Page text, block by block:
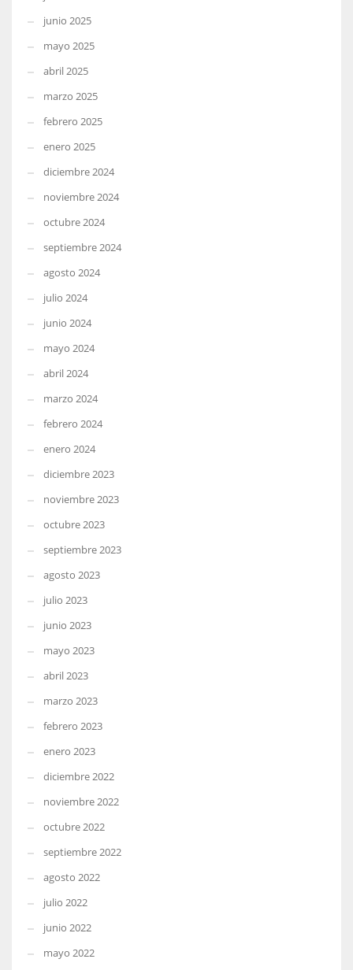
junio 2025
mayo 2025
abril 2025
marzo 2025
febrero 2025
enero 2025
diciembre 2024
noviembre 2024
octubre 2024
septiembre 2024
agosto 2024
julio 2024
junio 2024
mayo 2024
abril 2024
marzo 2024
febrero 2024
enero 2024
diciembre 2023
noviembre 2023
octubre 2023
septiembre 2023
agosto 2023
julio 2023
junio 2023
mayo 2023
abril 2023
marzo 2023
febrero 2023
enero 2023
diciembre 2022
noviembre 2022
octubre 2022
septiembre 2022
agosto 2022
julio 2022
junio 2022
mayo 2022